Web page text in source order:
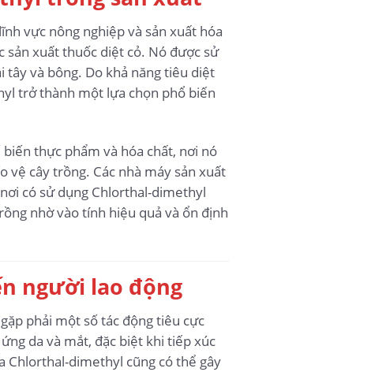
vực nông nghiệp và sản xuất hóa
sản xuất thuốc diệt cỏ. Nó được sử
tây và bông. Do khả năng tiêu diệt
trở thành một lựa chọn phổ biến
thực phẩm và hóa chất, nơi nó
vệ cây trồng. Các nhà máy sản xuất
có sử dụng Chlorthal-dimethyl
nhờ vào tính hiệu quả và ổn định
người lao động
phải một số tác động tiêu cực
da và mắt, đặc biệt khi tiếp xúc
Chlorthal-dimethyl cũng có thể gây